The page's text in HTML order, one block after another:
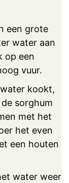
een grote
water aan
op een
vuur.
kookt,
sorghum
met het
het even
een houten
water weer